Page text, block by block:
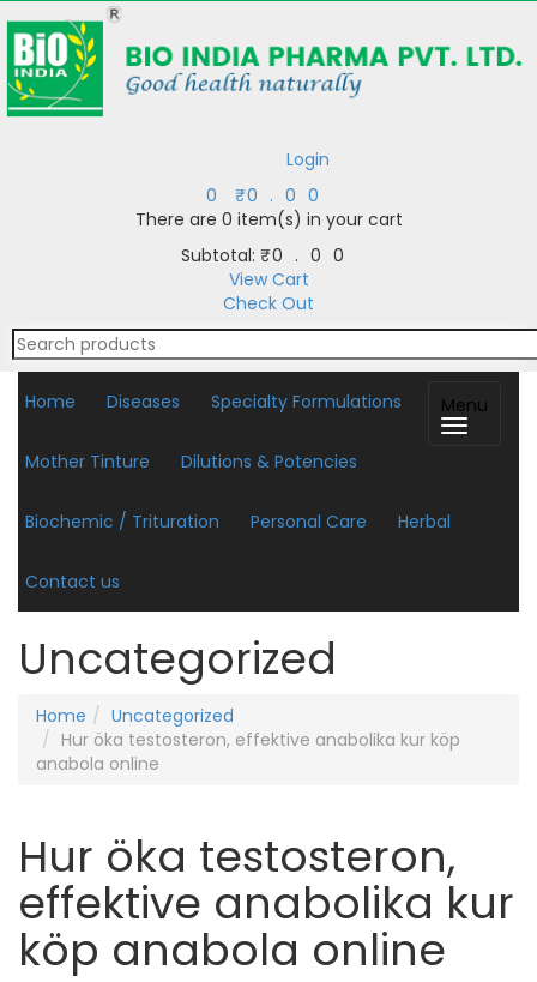
Login
0
₹0.00
There are 0 item(s) in your cart
Subtotal: ₹0.00
View Cart
Check Out
Menu
Home Diseases Specialty Formulations
Mother Tinture Dilutions & Potencies
Biochemic / Trituration Personal Care Herbal
Contact us
Uncategorized
Home
Uncategorized
Hur öka testosteron, effektive anabolika kur köp
anabola online
Hur öka testosteron,
effektive anabolika kur
köp anabola online